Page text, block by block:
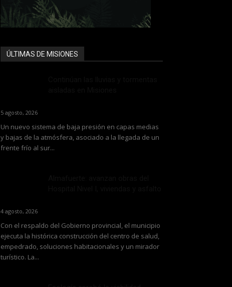
ÚLTIMAS DE MISIONES
5 agosto, 2026
Un nuevo sistema de baja presión en capas medias
y bajas de la atmósfera, asociado a la llegada de un
frente frío al sur...
4 agosto, 2026
Con el respaldo del Gobierno provincial, el municipio
ejecuta la histórica construcción del centro de salud,
empedrado, soluciones habitacionales y un mirador
turístico. La...